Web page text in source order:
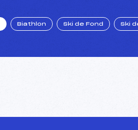
Biathlon Ski de Fond Ski